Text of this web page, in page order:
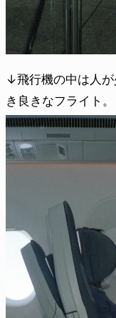
↓飛行機の中は人
き良きなフライト。